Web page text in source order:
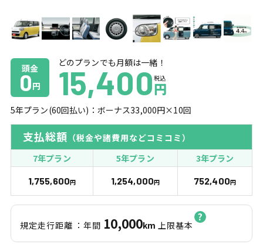
頭金
0円
どのプランでも月額は一緒！
15,400 税込
円
5年プラン(60回払い)：ボーナス33,000円×10回
支払総額 （税金や諸費用などコミコミ）
7年プラン
5年プラン 3年プラン
1,755,600円 1,254,000円 752,400円
規定走行距離 ：年間 10,000km 上限基本